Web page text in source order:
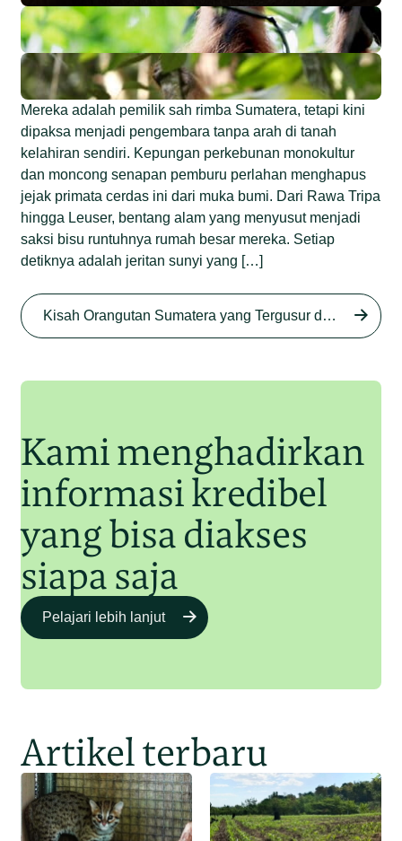
Sumatera di Rawa Tripa
Junaidi Hanafiah 27 Agu 2025
Begini Modus Perburuan
Mereka adalah pemilik sah rimba Sumatera, tetapi kini
dipaksa menjadi pengembara tanpa arah di tanah
kelahiran sendiri. Kepungan perkebunan monokultur
dan moncong senapan pemburu perlahan menghapus
jejak primata cerdas ini dari muka bumi. Dari Rawa Tripa
hingga Leuser, bentang alam yang menyusut menjadi
saksi bisu runtuhnya rumah besar mereka. Setiap
detiknya adalah jeritan sunyi yang […]
Kisah Orangutan Sumatera yang Tergusur dari Rumah Sendiri series
Kami menghadirkan
informasi kredibel
yang bisa diakses
siapa saja
Pelajari lebih lanjut
Artikel terbaru